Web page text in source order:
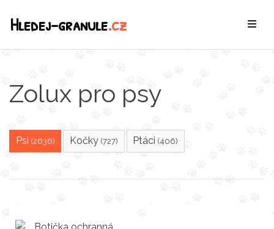
Hledej-granule.cz
Zolux pro psy
Psi (2636) Kočky (727) Ptáci(406)